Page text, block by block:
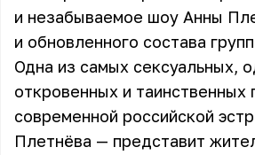
и незабываемое шоу Анны
и обновленного состава
Одна из самых сексуальных,
откровенных и таинственных
современной российской
Плетнёва — представит